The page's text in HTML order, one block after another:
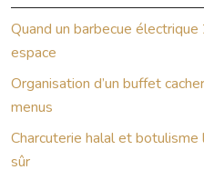
Quand un barbecue
espace
Organisation d’un buffet
menus
Charcuterie halal et
sûr